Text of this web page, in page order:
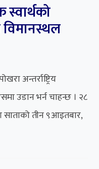
अन्तर्राष्ट्रिय
उडान भर्न चाहन्छ । २८
साताको तीन ९आइतबार,